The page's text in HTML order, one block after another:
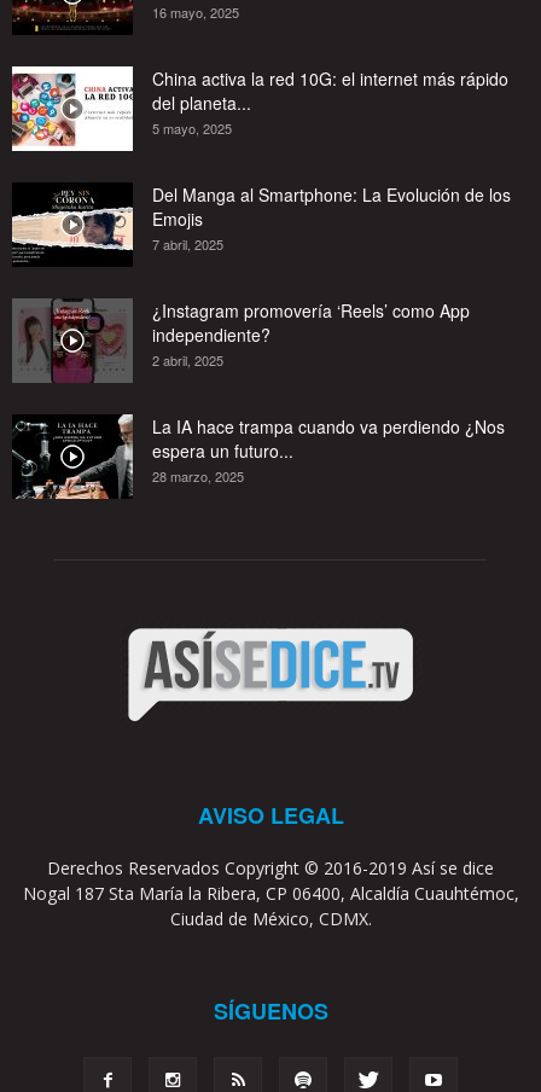
16 mayo, 2025
China activa la red 10G: el internet más rápido
del planeta...
5 mayo, 2025
Del Manga al Smartphone: La Evolución de los
Emojis
7 abril, 2025
¿Instagram promovería ‘Reels’ como App
independiente?
2 abril, 2025
La IA hace trampa cuando va perdiendo ¿Nos
espera un futuro...
28 marzo, 2025
AVISO LEGAL
Derechos Reservados Copyright © 2016-2019 Así se dice
Nogal 187 Sta María la Ribera, CP 06400, Alcaldía Cuauhtémoc,
Ciudad de México, CDMX.
SÍGUENOS